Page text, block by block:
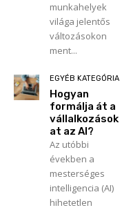
munkahelyek
világa jelentős
változásokon
ment...
EGYÉB KATEGÓRIA
Hogyan
formálja át a
vállalkozások
at az AI?
Az utóbbi
években a
mesterséges
intelligencia (AI)
hihetetlen